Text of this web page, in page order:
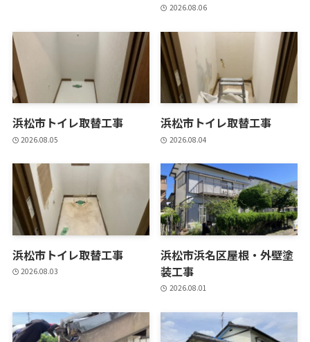
2026.08.06
浜松市トイレ取替工事
2026.08.05
浜松市トイレ取替工事
2026.08.04
浜松市トイレ取替工事
2026.08.03
浜松市浜名区屋根・外壁塗
装工事
2026.08.01